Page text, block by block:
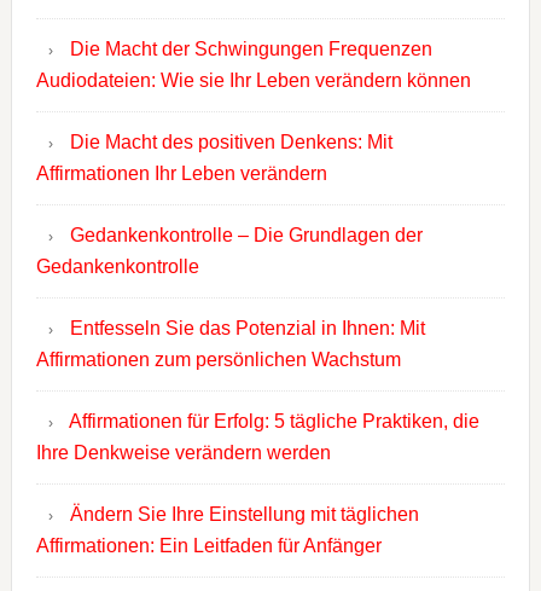
Die Macht der Schwingungen Frequenzen
Audiodateien: Wie sie Ihr Leben verändern können
Die Macht des positiven Denkens: Mit
Affirmationen Ihr Leben verändern
Gedankenkontrolle – Die Grundlagen der
Gedankenkontrolle
Entfesseln Sie das Potenzial in Ihnen: Mit
Affirmationen zum persönlichen Wachstum
Affirmationen für Erfolg: 5 tägliche Praktiken, die
Ihre Denkweise verändern werden
Ändern Sie Ihre Einstellung mit täglichen
Affirmationen: Ein Leitfaden für Anfänger